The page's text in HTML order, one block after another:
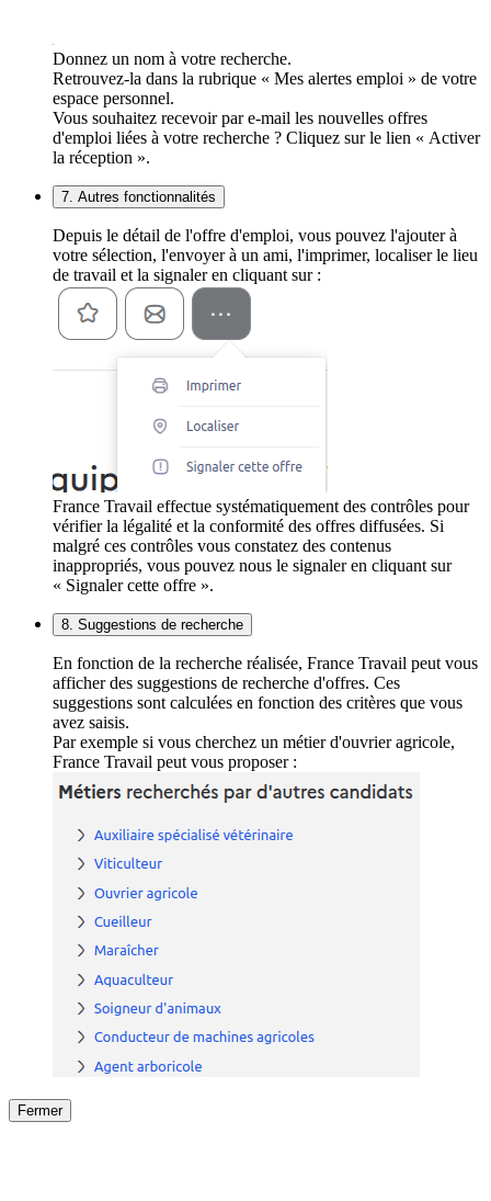
Donnez un nom à votre recherche.
Retrouvez-la dans la rubrique « Mes alertes emploi » de votre
espace personnel.
Vous souhaitez recevoir par e-mail les nouvelles offres
d'emploi liées à votre recherche ? Cliquez sur le lien « Activer
la réception ».
7. Autres fonctionnalités
Depuis le détail de l'offre d'emploi, vous pouvez l'ajouter à
votre sélection, l'envoyer à un ami, l'imprimer, localiser le lieu
de travail et la signaler en cliquant sur :
France Travail effectue systématiquement des contrôles pour
vérifier la légalité et la conformité des offres diffusées. Si
malgré ces contrôles vous constatez des contenus
inappropriés, vous pouvez nous le signaler en cliquant sur
« Signaler cette offre ».
8. Suggestions de recherche
En fonction de la recherche réalisée, France Travail peut vous
afficher des suggestions de recherche d'offres. Ces
suggestions sont calculées en fonction des critères que vous
avez saisis.
Par exemple si vous cherchez un métier d'ouvrier agricole,
France Travail peut vous proposer :
Fermer